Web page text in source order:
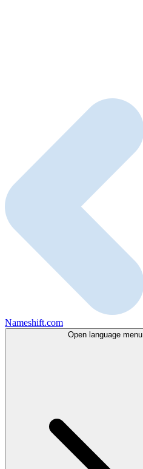
Nameshift.com
Open language menu